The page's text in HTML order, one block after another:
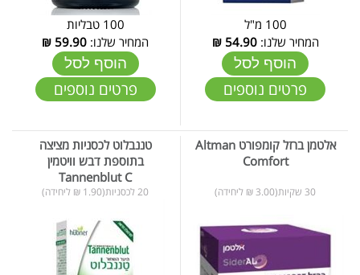
100 מ"ל
המחיר שלנו:54.90
₪
הוסף לסל
פרטים נוספים
100 טבליות
המחיר שלנו: 59.90
₪
הוסף לסל
פרטים נוספים
אלטמן ברזל קומפורט Altman
Comfort
30 שקיות(3.00 ₪ ליחידה)
טננבלוט לכסניות מציצה
בתוספת דבש וויטמין
Tannenblut C
20 לכסניות(1.90 ₪ ליחידה)